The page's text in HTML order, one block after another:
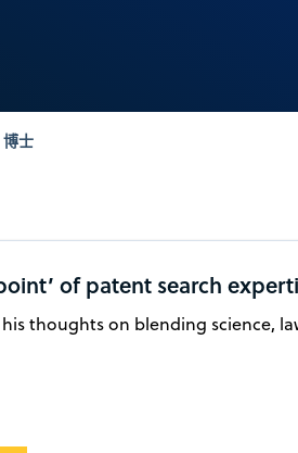
士
of patent search
his thoughts on blending